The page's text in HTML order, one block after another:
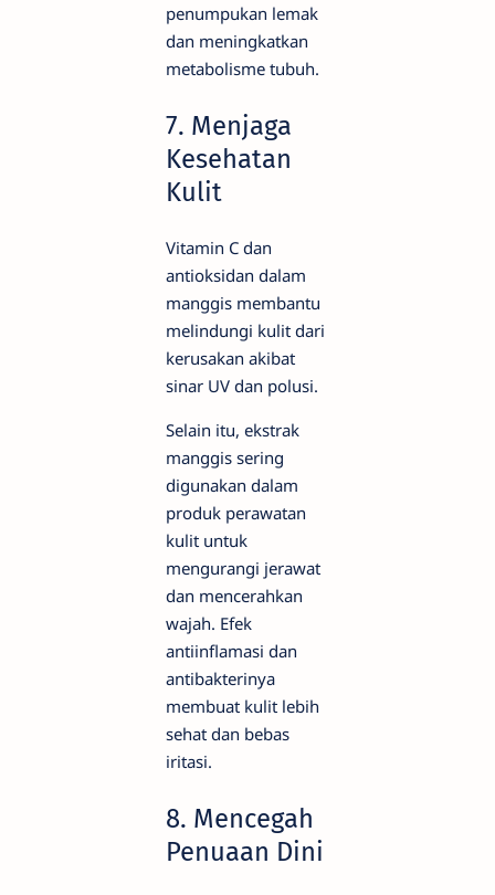
penumpukan lemak
dan meningkatkan
metabolisme tubuh.
7. Menjaga
Kesehatan
Kulit
Vitamin C dan
antioksidan dalam
manggis membantu
melindungi kulit dari
kerusakan akibat
sinar UV dan polusi.
Selain itu, ekstrak
manggis sering
digunakan dalam
produk perawatan
kulit untuk
mengurangi jerawat
dan mencerahkan
wajah. Efek
antiinflamasi dan
antibakterinya
membuat kulit lebih
sehat dan bebas
iritasi.
8. Mencegah
Penuaan Dini